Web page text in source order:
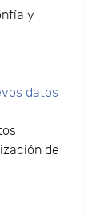
y
datos
de